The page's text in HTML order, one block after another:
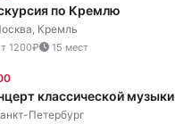
по Кремлю
Кремль
1200₽ 15 мест
классической музыки
Петербург